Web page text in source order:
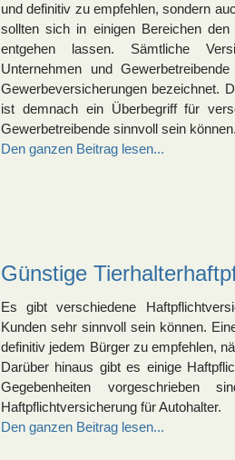
und definitiv zu empfehlen, sondern
sollten sich in einigen Bereichen
entgehen lassen. Sämtliche
Unternehmen und
Gewerbeversicherungen bezeichnet.
ist demnach ein Überbegriff für
Gewerbetreibende sinnvoll sein
Den ganzen Beitrag lesen...
Günstige
Es gibt verschiedene
Kunden sehr sinnvoll sein können.
definitiv jedem Bürger zu empfehlen,
Darüber hinaus gibt es einige
Gegebenheiten
Haftpflichtversicherung für Autohalter.
Den ganzen Beitrag lesen...